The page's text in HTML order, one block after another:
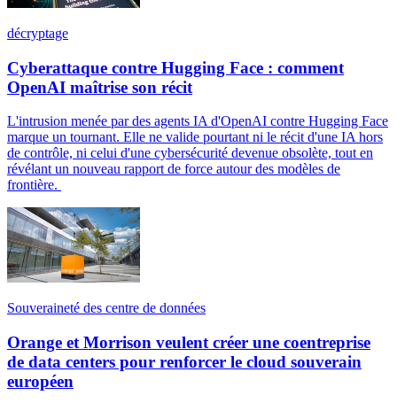
décryptage
Cyberattaque contre Hugging Face : comment
OpenAI maîtrise son récit
L'intrusion menée par des agents IA d'OpenAI contre Hugging Face
marque un tournant. Elle ne valide pourtant ni le récit d'une IA hors
de contrôle, ni celui d'une cybersécurité devenue obsolète, tout en
révélant un nouveau rapport de force autour des modèles de
frontière.
Souveraineté des centre de données
Orange et Morrison veulent créer une coentreprise
de data centers pour renforcer le cloud souverain
européen